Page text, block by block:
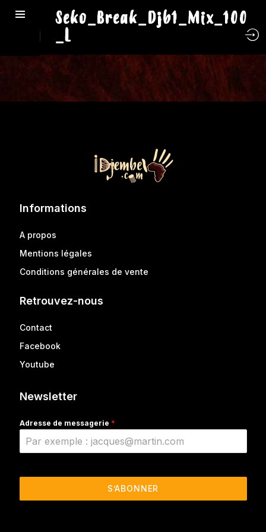
Seko_Break_Djb1_Mix_100
_L
Informations
A propos
Mentions légales
Conditions générales de vente
Retrouvez-nous
Contact
Facebook
Youtube
Newsletter
Adresse de messagerie *
S’ABONNER